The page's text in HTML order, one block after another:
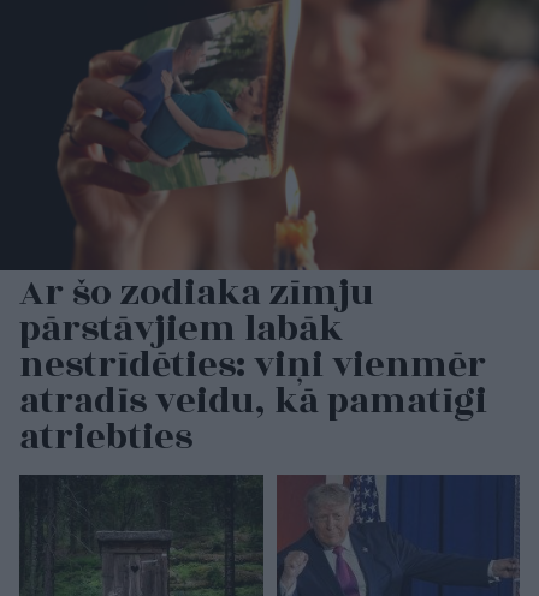
Ar šo zodiaka zīmju
pārstāvjiem labāk
nestrīdēties: viņi vienmēr
atradīs veidu, kā pamatīgi
atriebties